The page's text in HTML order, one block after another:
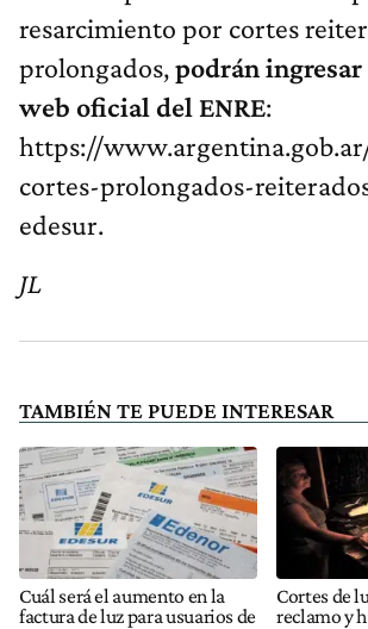
resarcimiento por cortes
prolongados,podrán ingresar
web oficial del ENRE:
https://
cortes-prolongados-
edesur.
JL
TAMBIÉN TE PUEDE INTERESAR
Cuál será el aumento en la
factura de luz para usuarios de
Cortes de
reclamo y